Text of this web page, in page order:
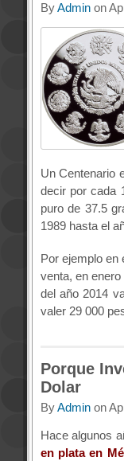
ByAdminon
Un Centenario
decir por cada
puro de 37.5
1989 hasta el
Por ejemplo en
venta, en
del año 2014
valer 29 000
Porque
Dolar
ByAdminon
Hace algunos
en plata en